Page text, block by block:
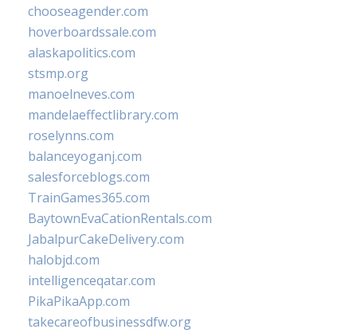
chooseagender.com
hoverboardssale.com
alaskapolitics.com
stsmp.org
manoelneves.com
mandelaeffectlibrary.com
roselynns.com
balanceyoganj.com
salesforceblogs.com
TrainGames365.com
BaytownEvaCationRentals.com
JabalpurCakeDelivery.com
halobjd.com
intelligenceqatar.com
PikaPikaApp.com
takecareofbusinessdfw.org